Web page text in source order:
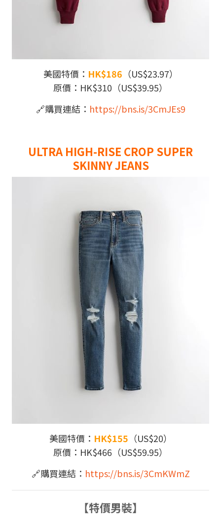
美國特價： HK$186 （US$23.97）
原價：HK$310（US$39.95）
🔗購買連結： https://bns.is/3CmJEs9
ULTRA HIGH-RISE CROP SUPER
SKINNY JEANS
美國特價： HK$155 （US$20）
原價：HK$466（US$59.95）
🔗購買連結： https://bns.is/3CmKWmZ
【特價男裝】